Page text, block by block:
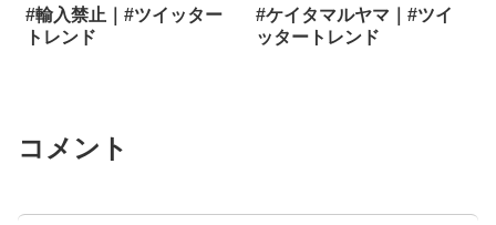
#輸入禁止｜#ツイッター
トレンド
#ケイタマルヤマ｜#ツイ
ッタートレンド
コメント